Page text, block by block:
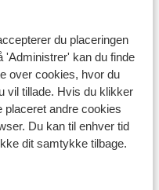
du placeringen
'Administrer' kan du finde
over cookies, hvor du
vil tillade. Hvis du klikker
placeret andre cookies
Du kan til enhver tid
dit samtykke tilbage.
internationalt.
buffetform med et
kendt for sine
søde sager, kan nu
med et lækkert stykke
fra flaske og aldrig